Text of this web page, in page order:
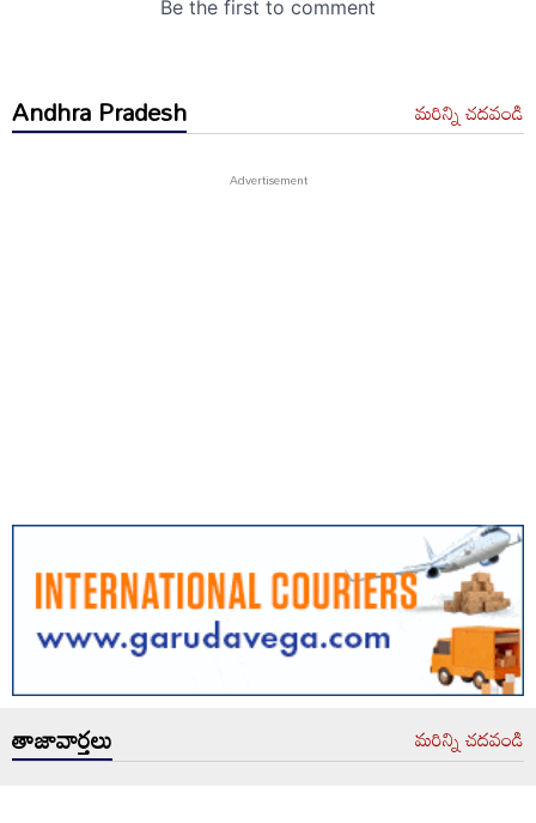
Andhra Pradesh మరిన్ని చదవండి
తాజావార్తలు మరిన్ని చదవండి